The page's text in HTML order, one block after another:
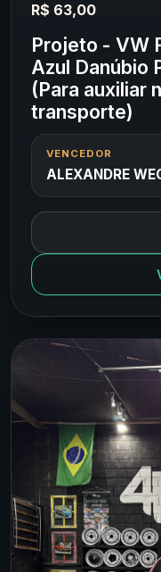
R$ 63,00
Projeto - VW
Azul Danúbio
(Para auxiliar
transporte)
VENCEDOR
ALEXANDRE